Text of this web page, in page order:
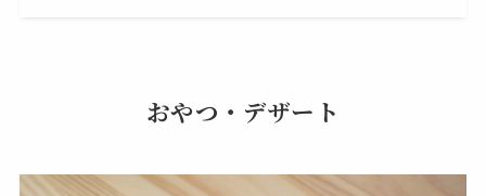
おやつ・デザート